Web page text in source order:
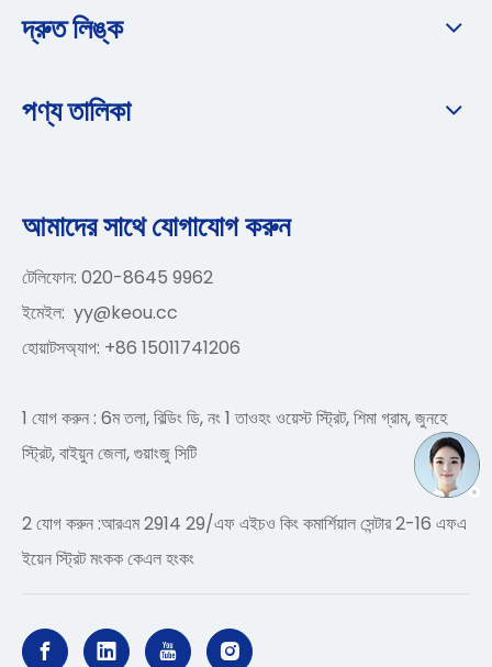
দ্রুত লিঙ্ক
পণ্য তালিকা
আমাদের সাথে যোগাযোগ করুন
টেলিফোন: 020-8645 9962
ইমেইল: yy@keou.cc
হোয়াটসঅ্যাপ: +86 15011741206
1 যোগ করুন : 6ম তলা, বিল্ডিং ডি, নং 1 তাওহং ওয়েস্ট স্ট্রিট, শিমা গ্রাম, জুনহে
স্ট্রিট, বাইয়ুন জেলা, গুয়াংজু সিটি
2 যোগ করুন :আরএম 2914 29/এফ এইচও কিং কমার্শিয়াল সেন্টার 2-16 এফএ
ইয়েন স্ট্রিট মংকক কেএল হংকং